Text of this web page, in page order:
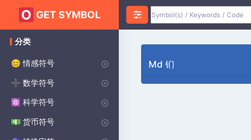
GET SYMBOL
Md 钔
分类
😊 情感符号
♥ 心脏符号
❤️ 爱符号
😡 愤怒符号
😰 焦虑符号
😀 快乐的符号
😰 悲伤的符号
😲 惊喜符号
😨 恐惧符号
😊 笑脸符号
💌 誓约符号
🔴 祝您好运符号
➕ 数学符号
♾️ 无限符号
∑ 代数符号
⌀ 几何符号
π PI符号
Δ 三角洲符号
√ 平方根符号
α alpha符号
> 大于符号
< 小于符号
Σ Sigma符号
± 加上减去符号
÷ 分隔符号
λ lambda符号
P(A)统计符号
∑ 求和符号
⚛️ 科学符号
Ac 化学符号
β 物理符号
Θ theta符号
° 学位符号
Ω 欧米茄符号
⚯ 生物学符号
💵 货币符号